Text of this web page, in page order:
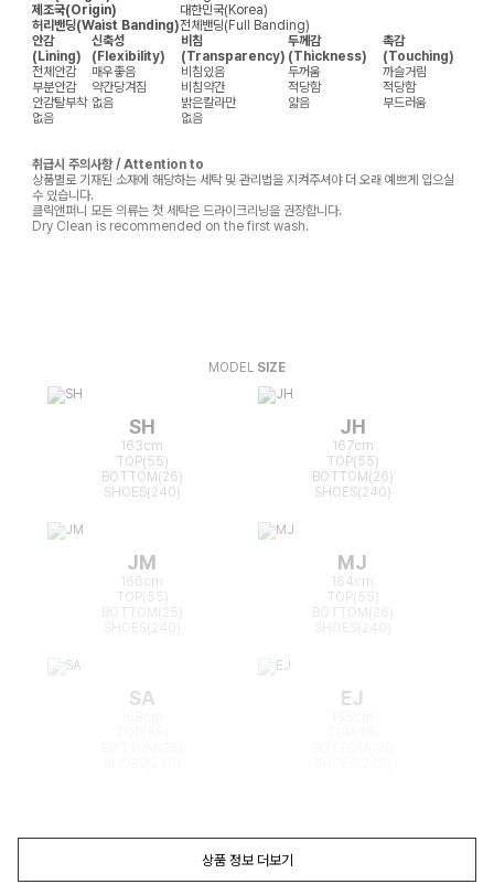
제조국(Origin)
대한민국(Korea)
허리밴딩(Waist Banding)전체밴딩(Full Banding)
안감
(Lining)
신축성
(Flexibility)
비침
(Transparency)
두께감
(Thickness)
촉감
(Touching)
전체안감
매우좋음 비침있음 두꺼움
까슬거림
부분안감
약간당겨짐 비침약간 적당함
적당함
안감탈부착 없음 밝은칼라만 얇음
부드러움
없음
없음
취급시 주의사항 / Attention to
상품별로 기재된 소재에 해당하는 세탁 및 관리법을 지켜주셔야 더 오래 예쁘게 입으실
수 있습니다.
클릭앤퍼니 모든 의류는 첫 세탁은 드라이크리닝을 권장합니다.
Dry Clean is recommended on the first wash.
MODEL SIZE
SH
163cm
TOP(55)
BOTTOM(26)
SHOES(240)
JH
167cm
TOP(55)
BOTTOM(26)
SHOES(240)
JM
166cm
TOP(55)
BOTTOM(25)
MJ
164cm
TOP(55)
BOTTOM(26)
SA EJ
상품 정보 더보기